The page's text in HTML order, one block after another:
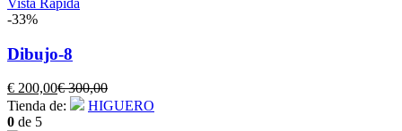
Vista Rápida
-33%
Dibujo-8
€ 200,00El
precio
€300,00El
precio
Tienda de:
HIGUERO
0 de 5